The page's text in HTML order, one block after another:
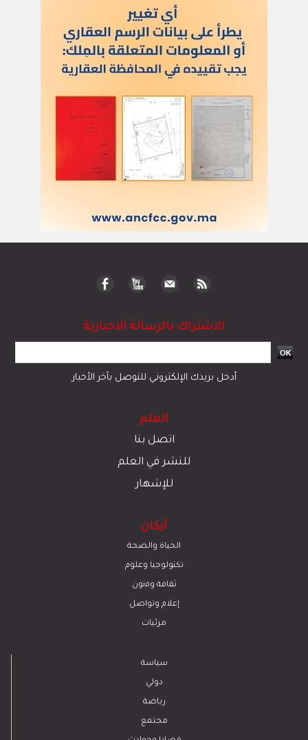
الاشتراك بالرسالة الاخبارية
أدخل بريدك الإلكتروني للتوصل بآخر الأخبار
العلم
اتصل بنا
للنشر في العلم
للإشهار
أركان
الحياة والصحة
تكنولوجيا وعلوم
ﺛﻘﺎﻓﺔ وﻓﻧون
إعلام وتواصل
مرئيات
سياسة
دولي
رياضة
مجتمع